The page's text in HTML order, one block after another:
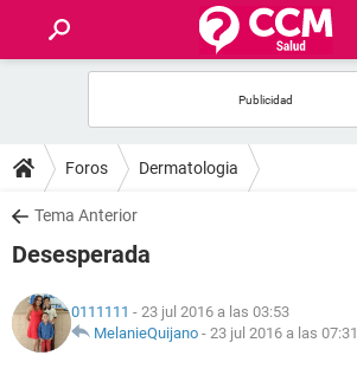
FOROS
SALUD
NUTRICIÓN
Foros Dermatologia
Tema Anterior
Desesperada
0111111 - 23 jul 2016 a las 03:53
MelanieQuijano - 23 jul 2016 a las 07:31